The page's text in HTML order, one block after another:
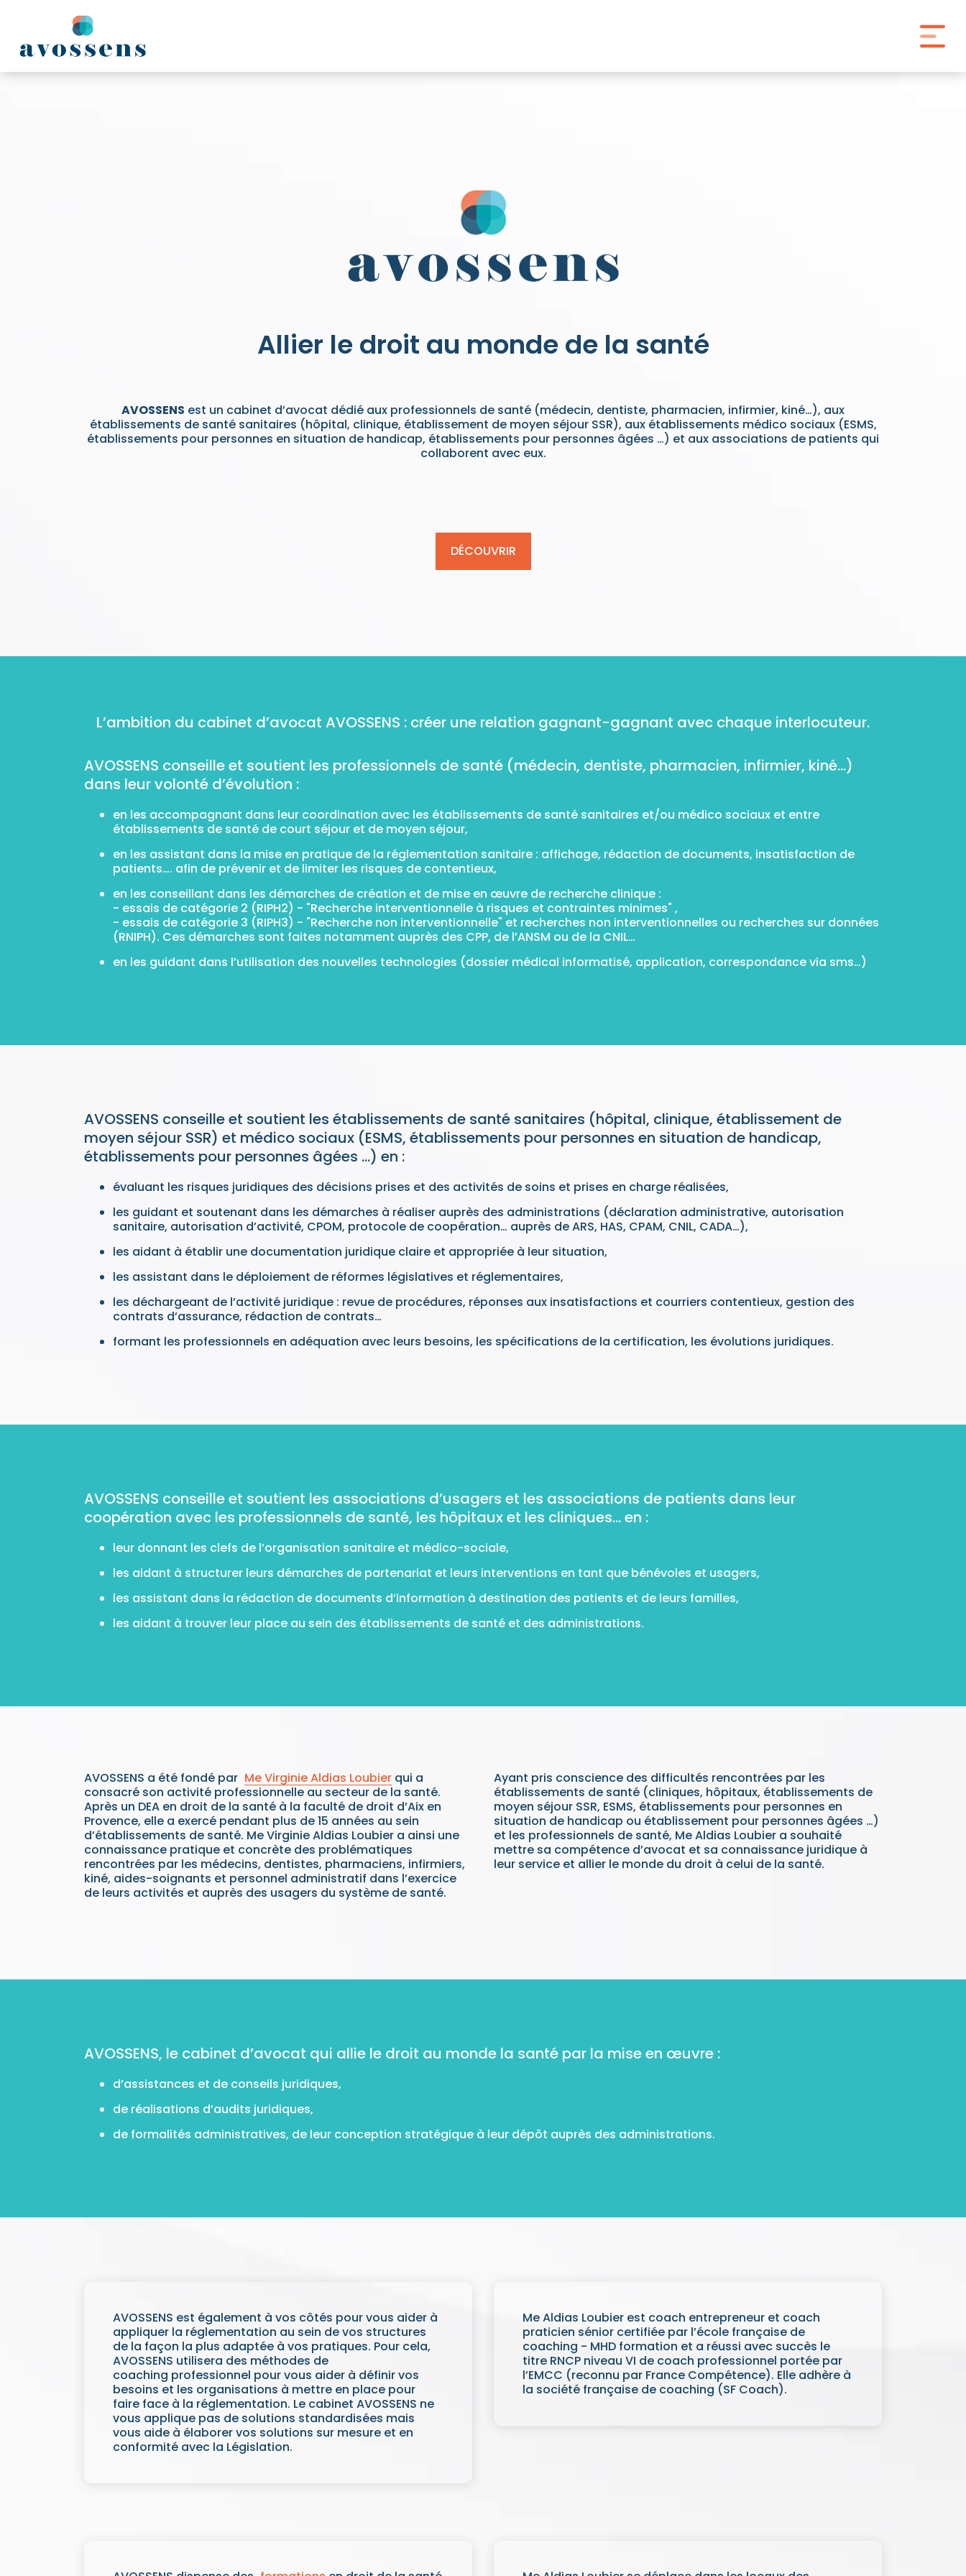
Allier le droit au monde de la santé
AVOSSENS est un cabinet d’avocat dédié aux professionnels de santé (médecin, dentiste, pharmacien, infirmier, kiné…), aux
établissements de santé sanitaires (hôpital, clinique, établissement de moyen séjour SSR), aux établissements médico sociaux (ESMS,
établissements pour personnes en situation de handicap, établissements pour personnes âgées …) et aux associations de patients qui
collaborent avec eux.
DÉCOUVRIR
L’ambition du cabinet d’avocat AVOSSENS : créer une relation gagnant-gagnant avec chaque interlocuteur.
AVOSSENS conseille et soutient les professionnels de santé (médecin, dentiste, pharmacien, infirmier, kiné…)
dans leur volonté d’évolution :
en les accompagnant dans leur coordination avec les établissements de santé sanitaires et/ou médico sociaux et entre
établissements de santé de court séjour et de moyen séjour,
en les assistant dans la mise en pratique de la réglementation sanitaire : affichage, rédaction de documents, insatisfaction de
patients…. afin de prévenir et de limiter les risques de contentieux,
en les conseillant dans les démarches de création et de mise en œuvre de recherche clinique :
- essais de catégorie 2 (RIPH2) - "Recherche interventionnelle à risques et contraintes minimes" ,
- essais de catégorie 3 (RIPH3) - "Recherche non interventionnelle" et recherches non interventionnelles ou recherches sur données
(RNIPH). Ces démarches sont faites notamment auprès des CPP, de l’ANSM ou de la CNIL…
en les guidant dans l’utilisation des nouvelles technologies (dossier médical informatisé, application, correspondance via sms…)
AVOSSENS conseille et soutient les établissements de santé sanitaires (hôpital, clinique, établissement de
moyen séjour SSR) et médico sociaux (ESMS, établissements pour personnes en situation de handicap,
établissements pour personnes âgées …) en :
évaluant les risques juridiques des décisions prises et des activités de soins et prises en charge réalisées,
les guidant et soutenant dans les démarches à réaliser auprès des administrations (déclaration administrative, autorisation
sanitaire, autorisation d’activité, CPOM, protocole de coopération… auprès de ARS, HAS, CPAM, CNIL, CADA…),
les aidant à établir une documentation juridique claire et appropriée à leur situation,
les assistant dans le déploiement de réformes législatives et réglementaires,
les déchargeant de l’activité juridique : revue de procédures, réponses aux insatisfactions et courriers contentieux, gestion des
contrats d’assurance, rédaction de contrats…
formant les professionnels en adéquation avec leurs besoins, les spécifications de la certification, les évolutions juridiques.
AVOSSENS conseille et soutient les associations d’usagers et les associations de patients dans leur
coopération avec les professionnels de santé, les hôpitaux et les cliniques… en :
leur donnant les clefs de l’organisation sanitaire et médico-sociale,
les aidant à structurer leurs démarches de partenariat et leurs interventions en tant que bénévoles et usagers,
les assistant dans la rédaction de documents d’information à destination des patients et de leurs familles,
les aidant à trouver leur place au sein des établissements de santé et des administrations.
AVOSSENS a été fondé par Me Virginie Aldias Loubier qui a
consacré son activité professionnelle au secteur de la santé.
Après un DEA en droit de la santé à la faculté de droit d’Aix en
Provence, elle a exercé pendant plus de 15 années au sein
d’établissements de santé. Me Virginie Aldias Loubier a ainsi une
connaissance pratique et concrète des problématiques
rencontrées par les médecins, dentistes, pharmaciens, infirmiers,
kiné, aides-soignants et personnel administratif dans l’exercice
de leurs activités et auprès des usagers du système de santé.
Ayant pris conscience des difficultés rencontrées par les
établissements de santé (cliniques, hôpitaux, établissements de
moyen séjour SSR, ESMS, établissements pour personnes en
situation de handicap ou établissement pour personnes âgées …)
et les professionnels de santé, Me Aldias Loubier a souhaité
mettre sa compétence d’avocat et sa connaissance juridique à
leur service et allier le monde du droit à celui de la santé.
AVOSSENS, le cabinet d’avocat qui allie le droit au monde la santé par la mise en œuvre :
d’assistances et de conseils juridiques,
de réalisations d’audits juridiques,
de formalités administratives, de leur conception stratégique à leur dépôt auprès des administrations.
AVOSSENS est également à vos côtés pour vous aider à
appliquer la réglementation au sein de vos structures
de la façon la plus adaptée à vos pratiques. Pour cela,
AVOSSENS utilisera des méthodes de
coaching professionnel pour vous aider à définir vos
besoins et les organisations à mettre en place pour
faire face à la réglementation. Le cabinet AVOSSENS ne
vous applique pas de solutions standardisées mais
vous aide à élaborer vos solutions sur mesure et en
conformité avec la Législation.
Me Aldias Loubier est coach entrepreneur et coach
praticien sénior certifiée par l’école française de
coaching - MHD formation et a réussi avec succès le
titre RNCP niveau VI de coach professionnel portée par
l’EMCC (reconnu par France Compétence). Elle adhère à
la société française de coaching (SF Coach).